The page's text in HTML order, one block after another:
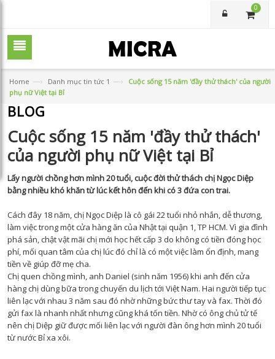
0
Home —› Danh mục tin tức 1 —›
Cuộc sống 15 năm 'đầy thử thách' của người
phụ nữ Việt tại Bỉ
BLOG
Cuộc sống 15 năm 'đầy thử thách'
của người phụ nữ Việt tại Bỉ
Lấy người chồng hơn mình 20 tuổi, cuộc đời thử thách chị Ngọc Diệp
bằng nhiều khó khăn từ lúc kết hôn đến khi có 3 đứa con trai.
Cách đây 18 năm, chị Ngọc Diệp là cô gái 22 tuổi nhỏ nhắn, dễ thương,
làm việc trong một cửa hàng ăn của Nhật tại quận 1, TP HCM. Vì gia đình
phá sản, chật vật mãi chị mới học hết cấp 3 do không có tiền đóng học
phí, mối quan tâm của chị lúc đó chỉ là có một việc làm ổn định, mang
tiền về giúp đỡ mẹ cha.
Chị quen chồng mình, anh Daniel (sinh năm 1956) khi anh đến cửa
hàng chị dùng bữa trong chuyến du lịch tới Việt Nam. Hai người tiếp tục
liên lạc với nhau 3 năm sau đó nhờ những bức thư tay và fax. Thời đó
gửi fax là nhanh nhất nhưng cũng khá tốn tiền. Nhờ có ông chủ tử tế
nên chị Diệp giữ được mối liên lạc với người đàn ông hơn mình 20 tuổi
từ nước Bỉ xa xôi.